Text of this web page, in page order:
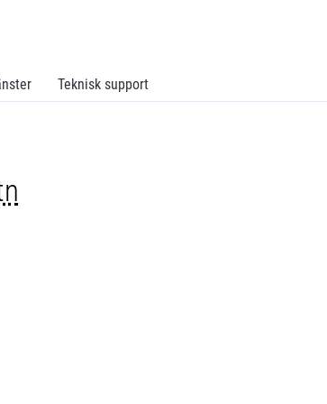
Teknisk support